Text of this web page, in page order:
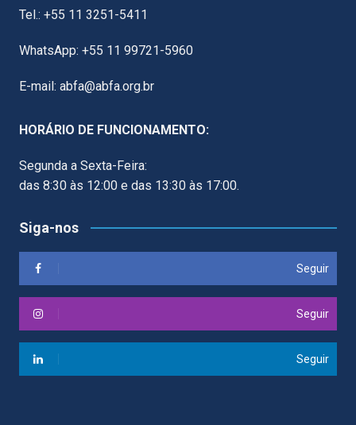
Tel.: +55 11 3251-5411
WhatsApp: +55 11 99721-5960
E-mail: abfa@abfa.org.br
HORÁRIO DE FUNCIONAMENTO:
Segunda a Sexta-Feira:
das 8:30 às 12:00 e das 13:30 às 17:00.
Siga-nos
Seguir
Seguir
Seguir